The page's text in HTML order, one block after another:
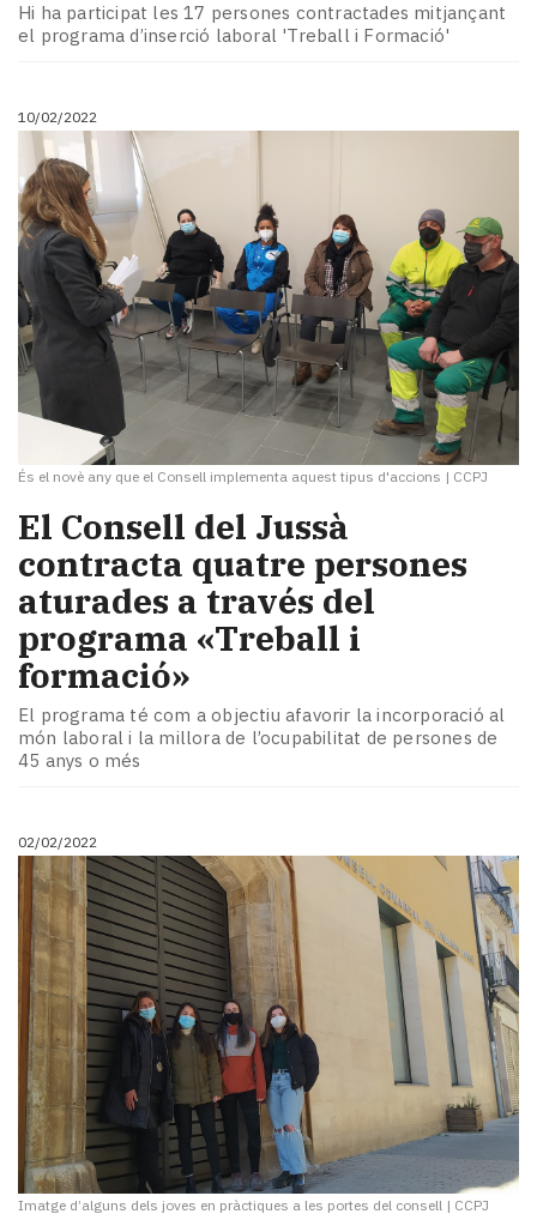
Hi ha participat les 17 persones contractades mitjançant
el programa d’inserció laboral 'Treball i Formació'
10/02/2022
És el novè any que el Consell implementa aquest tipus d'accions | CCPJ
El Consell del Jussà
contracta quatre persones
aturades a través del
programa «Treball i
formació»
El programa té com a objectiu afavorir la incorporació al
món laboral i la millora de l’ocupabilitat de persones de
45 anys o més
02/02/2022
Imatge d’alguns dels joves en pràctiques a les portes del consell | CCPJ